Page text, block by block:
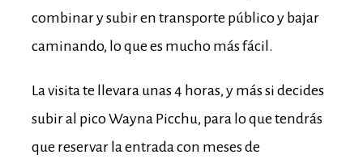
combinar y subir en transporte público y bajar
caminando, lo que es mucho más fácil.
La visita te llevara unas 4 horas, y más si decides
subir al pico Wayna Picchu, para lo que tendrás
que reservar la entrada con meses de